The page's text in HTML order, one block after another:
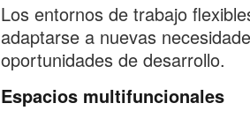
Los entornos de trabajo
adaptarse a nuevas
oportunidades de desarrollo.
Espacios multifuncionales